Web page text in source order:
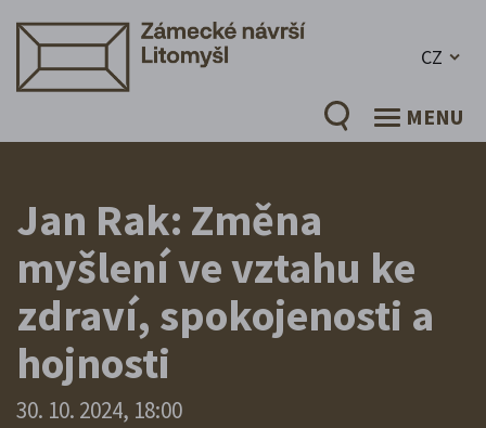
CZ
MENU
Jan Rak: Změna
myšlení ve vztahu ke
zdraví, spokojenosti a
hojnosti
30. 10. 2024, 18:00